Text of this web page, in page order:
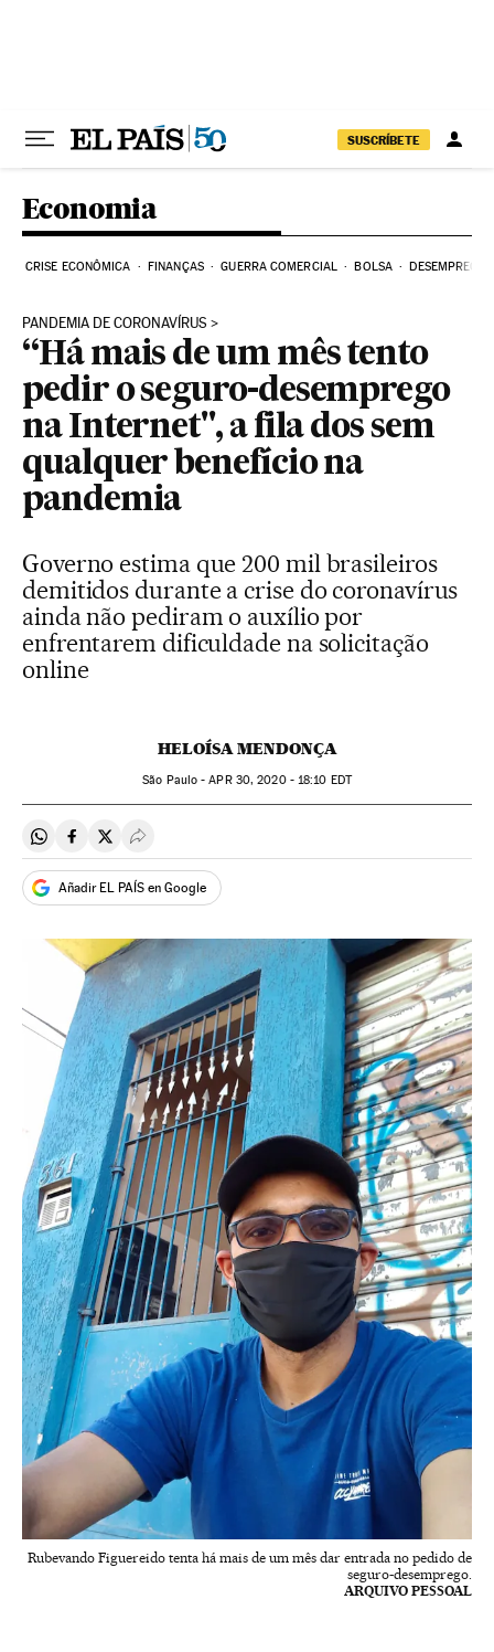
SUSCRÍBETE
Economia
CRISE ECONÔMICA FINANÇAS GUERRA COMERCIAL BOLSA DESEMPREGO
PANDEMIA DE CORONAVÍRUS
“Há mais de um mês tento
pedir o seguro-desemprego
na Internet", a fila dos sem
qualquer benefício na
pandemia
Governo estima que 200 mil brasileiros
demitidos durante a crise do coronavírus
ainda não pediram o auxílio por
enfrentarem dificuldade na solicitação
online
HELOÍSA MENDONÇA
São Paulo -APR30, 2020 - 18:10 EDT
Compartir en Whatsapp
Compartir en Facebook
Compartir en Twitter
Desplegar Redes Sociales
Añadir EL PAÍS en Google
Rubevando Figuereido tenta há mais de um mês dar entrada no pedido de
seguro-desemprego.
ARQUIVO PESSOAL